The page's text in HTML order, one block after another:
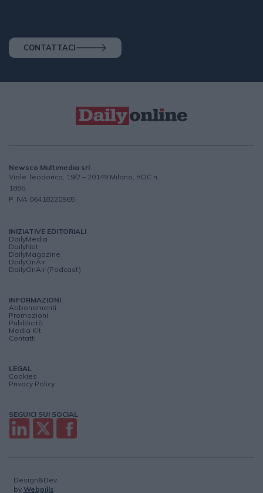
CONTATTACI
Newsco Multimedia srl
Viale Teodorico, 19/2 – 20149 Milano, ROC n.
1886
P. IVA 06418220965
INIZIATIVE EDITORIALI
DailyMedia
DailyNet
DailyMagazine
DailyOnAir
DailyOnAir (Podcast)
INFORMAZIONI
Abbonamenti
Promozioni
Pubblicità
Media Kit
Contatti
LEGAL
Cookies
Privacy Policy
SEGUICI SUI SOCIAL
Design&Dev
by Webpills